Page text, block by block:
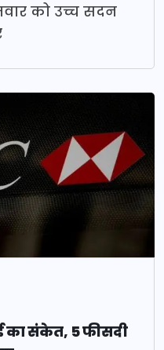
को उच्च सदन
का संकेत, 5 फीसदी